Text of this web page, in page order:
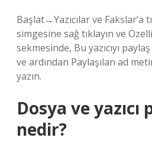
Başlat→Yazıcılar ve Fakslar’a
simgesine sağ tıklayın ve
sekmesinde, Bu yazıcıyı
ve ardından Paylaşılan ad
yazın.
Dosya ve yazıcı
nedir?